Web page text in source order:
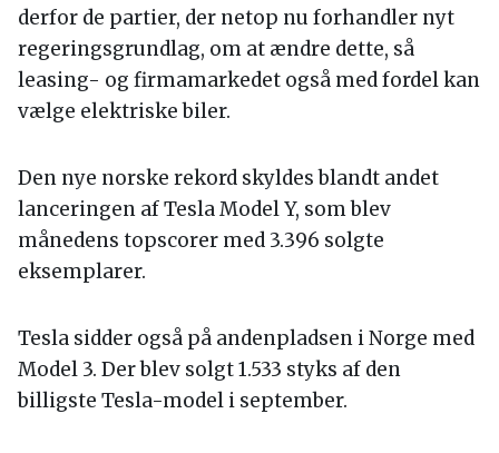
derfor de partier, der netop nu forhandler nyt
regeringsgrundlag, om at ændre dette, så
leasing- og firmamarkedet også med fordel kan
vælge elektriske biler.
Den nye norske rekord skyldes blandt andet
lanceringen af Tesla Model Y, som blev
månedens topscorer med 3.396 solgte
eksemplarer.
Tesla sidder også på andenpladsen i Norge med
Model 3. Der blev solgt 1.533 styks af den
billigste Tesla-model i september.